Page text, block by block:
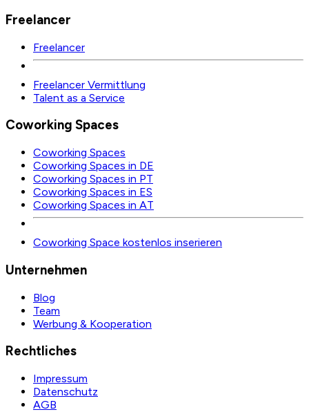
Freelancer
Freelancer
Freelancer Vermittlung
Talent as a Service
Coworking Spaces
Coworking Spaces
Coworking Spaces in DE
Coworking Spaces in PT
Coworking Spaces in ES
Coworking Spaces in AT
Coworking Space kostenlos inserieren
Unternehmen
Blog
Team
Werbung & Kooperation
Rechtliches
Impressum
Datenschutz
AGB